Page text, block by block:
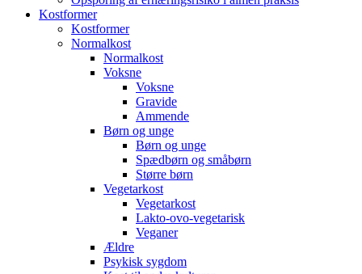
Kostformer
Kostformer
Normalkost
Normalkost
Voksne
Voksne
Gravide
Ammende
Børn og unge
Børn og unge
Spædbørn og småbørn
Større børn
Vegetarkost
Vegetarkost
Lakto-ovo-vegetarisk
Veganer
Ældre
Psykisk sygdom